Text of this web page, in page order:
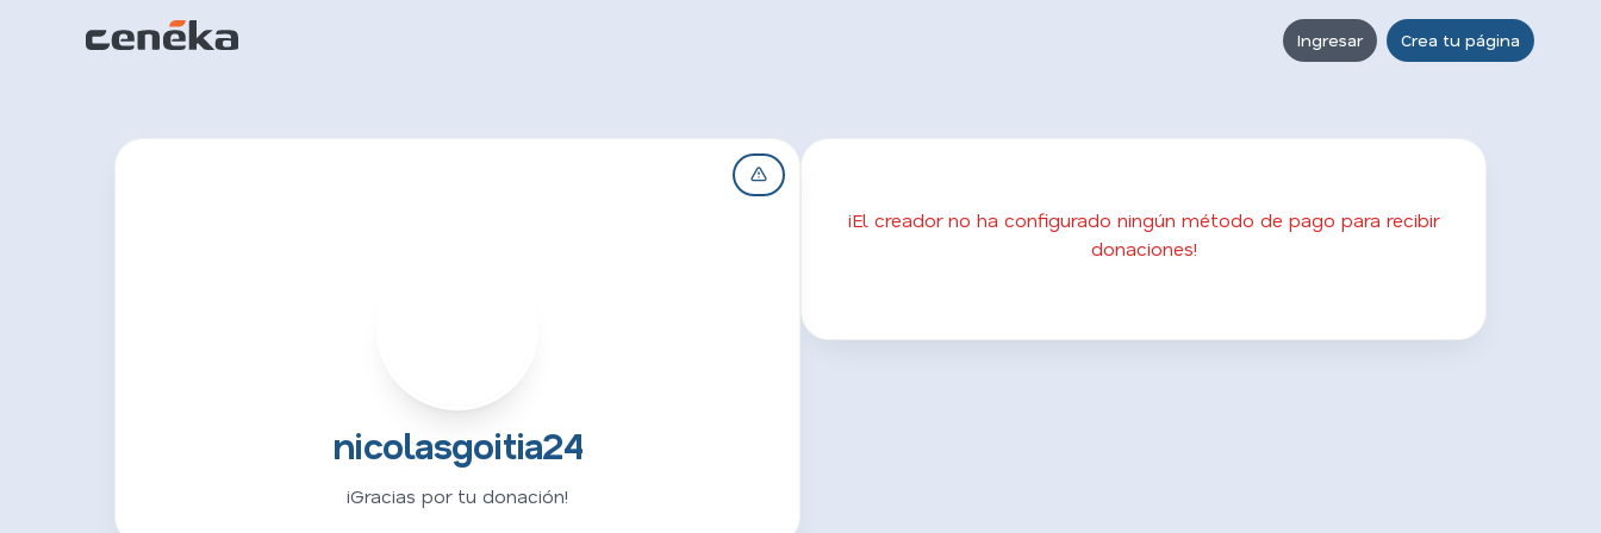
Ingresar Crea tu página
nicolasgoitia24
¡Gracias por tu donación!
¡El creador no ha configurado ningún método de pago para recibir
donaciones!